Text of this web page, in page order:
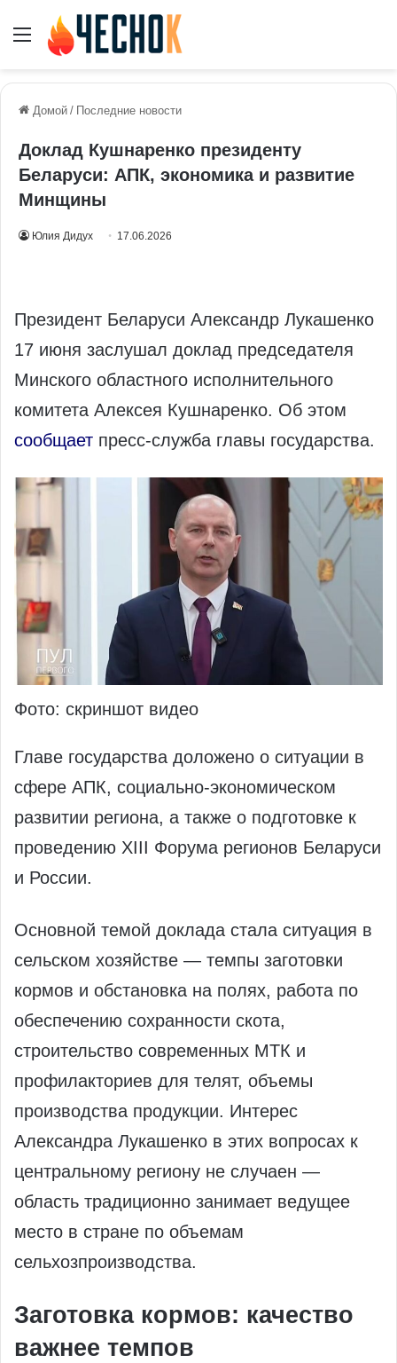
Меню
Домой / Последние новости
Доклад Кушнаренко президенту
Беларуси: АПК, экономика и развитие
Минщины
Юлия Дидух 17.06.2026
Президент Беларуси Александр Лукашенко
17 июня заслушал доклад председателя
Минского областного исполнительного
комитета Алексея Кушнаренко. Об этом
сообщает пресс-служба главы государства.
Фото: скриншот видео
Главе государства доложено о ситуации в
сфере АПК, социально‑экономическом
развитии региона, а также о подготовке к
проведению XIII Форума регионов Беларуси
и России.
Основной темой доклада стала ситуация в
сельском хозяйстве — темпы заготовки
кормов и обстановка на полях, работа по
обеспечению сохранности скота,
строительство современных МТК и
профилакториев для телят, объемы
производства продукции. Интерес
Александра Лукашенко в этих вопросах к
центральному региону не случаен —
область традиционно занимает ведущее
место в стране по объемам
сельхозпроизводства.
Заготовка кормов: качество
важнее темпов